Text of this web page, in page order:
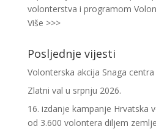
volonterstva i programom
Više >>>
Posljednje vijesti
Volonterska akcija Snaga
Zlatni val u srpnju 2026.
16. izdanje kampanje Hrvatska
od 3.600 volontera diljem zemlje